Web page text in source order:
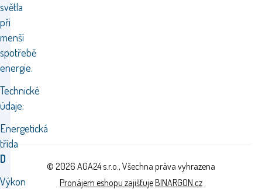
světla
při
menší
spotřebě
energie.
Technické
údaje:
Energetická
třída
D
Výkon
© 2026 AGA24 s.r.o., Všechna práva vyhrazena
Pronájem eshopu zajišťujeBINARGON.cz